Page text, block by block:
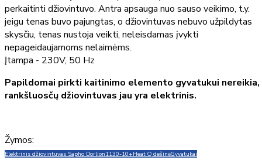
perkaitinti džiovintuvo. Antra apsauga nuo sauso veikimo, t.y.
jeigu tenas buvo pajungtas, o džiovintuvas nebuvo užpildytas
skysčiu, tenas nustoja veikti, neleisdamas įvykti
nepageidaujamoms nelaimėms.
Įtampa - 230V, 50 Hz
Papildomai pirkti kaitinimo elemento gyvatukui nereikia,
rankšluosčų džiovintuvas jau yra elektrinis.
Žymos:
Elektrinis džiovintuvas Sapho Dorlion1130-10+Heat Q dešinėGyvatukai